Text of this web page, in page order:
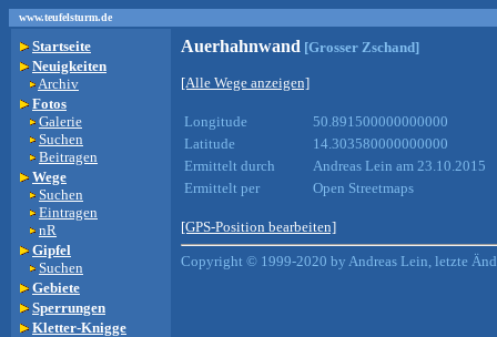
www.teufelsturm.de
Startseite
Neuigkeiten
Archiv
Fotos
Galerie
Suchen
Beitragen
Wege
Suchen
Eintragen
nR
Gipfel
Suchen
Gebiete
Sperrungen
Kletter-Knigge
Auerhahnwand [Grosser Zschand]
[Alle Wege anzeigen]
Longitude
50.891500000000000
Latitude
14.303580000000000
Ermittelt durch
Andreas Lein am 23.10.2015
Ermittelt per
Open Streetmaps
[GPS-Position bearbeiten]
Copyright © 1999-2020 by Andreas Lein, letzte